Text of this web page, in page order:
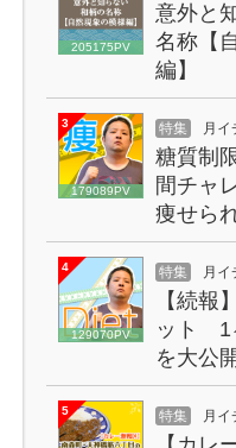
205175PV
意外と
名称【
編】
3
179089PV
特集 月イ
糖質制
間チャ
痩せら
4
129070PV
特集 月イ
【続報
ット 1
を大公
5 特集 月イ